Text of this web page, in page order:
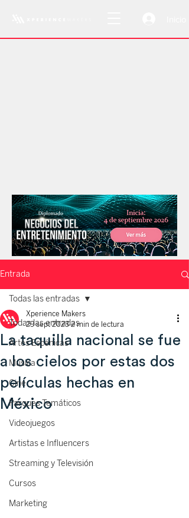
Entrada
Todas las entradas
Artes Escénicas
Música
Cine
Parques Temáticos
Videojuegos
Artistas e Influencers
Streaming y Televisión
Cursos
Marketing
Todas las entradas
La taquilla nacional se fue
a los cielos por estas dos
películas hechas en
México
Xperience Makers
29 sept 2023 2 min de lectura